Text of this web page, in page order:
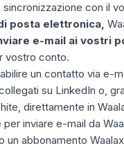
sincronizzazione con il
posta elettronica,
e-mail ai vostri
vostro conto.
un contatto via e-
su LinkedIn o,
direttamente in
per inviare e-mail da
un abbonamento